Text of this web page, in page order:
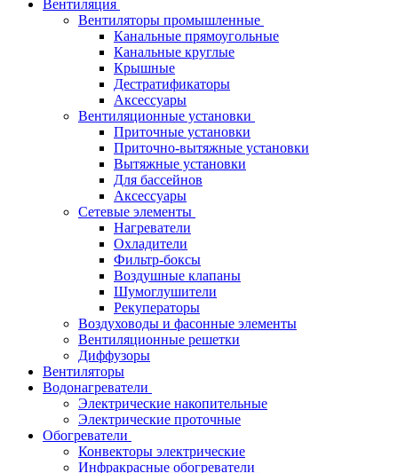
Вентиляция
Вентиляторы промышленные
Канальные прямоугольные
Канальные круглые
Крышные
Дестратификаторы
Аксессуары
Вентиляционные установки
Приточные установки
Приточно-вытяжные установки
Вытяжные установки
Для бассейнов
Аксессуары
Сетевые элементы
Нагреватели
Охладители
Фильтр-боксы
Воздушные клапаны
Шумоглушители
Рекуператоры
Воздуховоды и фасонные элементы
Вентиляционные решетки
Диффузоры
Вентиляторы
Водонагреватели
Электрические накопительные
Электрические проточные
Обогреватели
Конвекторы электрические
Инфракрасные обогреватели